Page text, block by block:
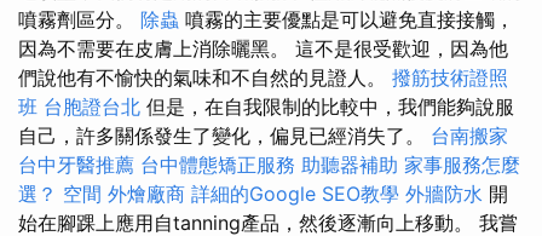
噴霧劑區分。 除蟲 噴霧的主要優點是可以避免直接接觸，
因為不需要在皮膚上消除曬黑。 這不是很受歡迎，因為他
們說他有不愉快的氣味和不自然的見證人。 撥筋技術證照
班 台胞證台北 但是，在自我限制的比較中，我們能夠說服
自己，許多關係發生了變化，偏見已經消失了。 台南搬家
台中牙醫推薦 台中體態矯正服務 助聽器補助 家事服務怎麼
選？ 空間 外燴廠商 詳細的Google SEO教學 外牆防水 開
始在腳踝上應用自tanning產品，然後逐漸向上移動。 我嘗